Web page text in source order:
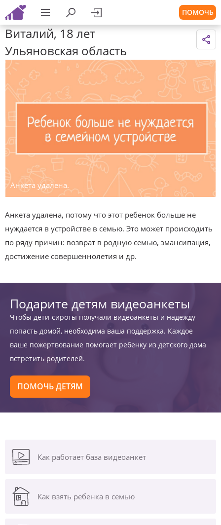
ПОМОЧЬ
Виталий, 18 лет
Ульяновская область
Анкета удалена.
Анкета удалена, потому что этот ребенок больше не
нуждается в устройстве в семью. Это может происходить
по ряду причин: возврат в родную семью, эмансипация,
достижение совершеннолетия и др.
Подарите детям видеоанкеты
Чтобы дети-сироты получали видеоанкеты и надежду
попасть домой, необходима ваша поддержка. Каждое
ваше пожертвование помогает ребенку из детского дома
встретить родителей.
ПОМОЧЬ ДЕТЯМ
Как работает база видеоанкет
Как взять ребенка в семью